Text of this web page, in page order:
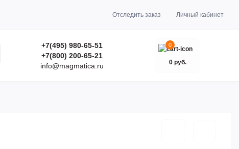
Отследить заказ Личный кабинет
+7(495) 980-65-51
+7(800) 200-65-21
info@magmatica.ru
0
0 руб.